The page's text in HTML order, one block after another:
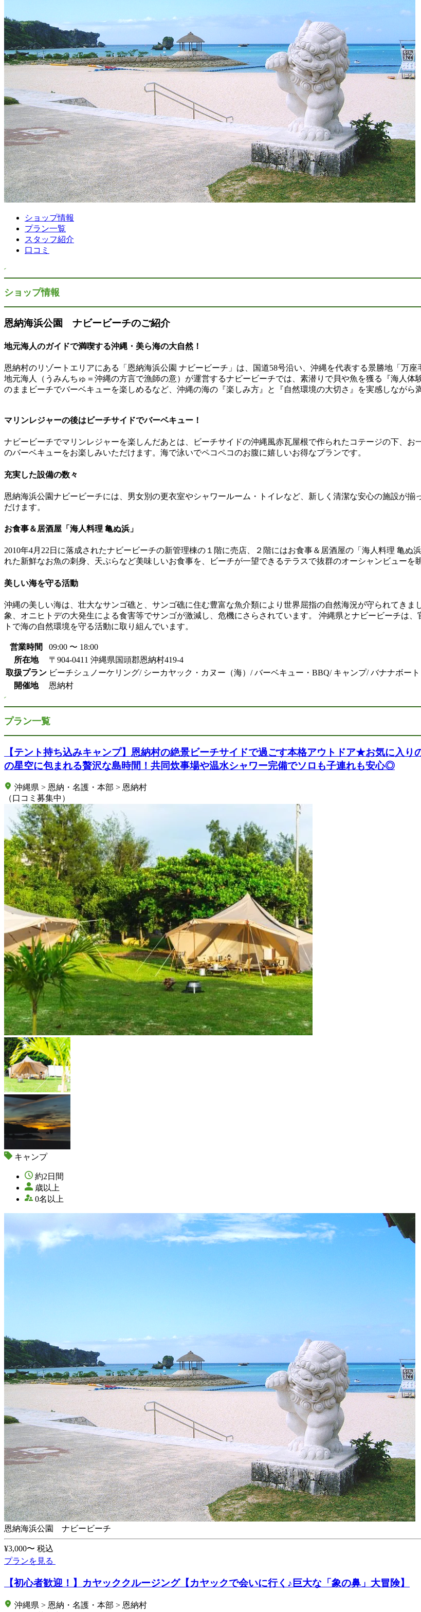
ショップ情報
プラン一覧
スタッフ紹介
口コミ
ショップ情報
恩納海浜公園 ナビービーチのご紹介
地元海人のガイドで満喫する沖縄・美ら海の大自然！
恩納村のリゾートエリアにある「恩納海浜公園 ナビービーチ」は、国道58号沿い、沖縄を代表する景勝地「万座
地元海人（うみんちゅ＝沖縄の方言で漁師の意）が運営するナビービーチでは、素潜りで貝や魚を獲る『海人
のままビーチでバーベキューを楽しめるなど、沖縄の海の『楽しみ方』と『自然環境の大切さ』を実感しながら
マリンレジャーの後はビーチサイドでバーベキュー！
ナビービーチでマリンレジャーを楽しんだあとは、ビーチサイドの沖縄風赤瓦屋根で作られたコテージの下、
のバーベキューをお楽しみいただけます。海で泳いでペコペコのお腹に嬉しいお得なプランです。
充実した設備の数々
恩納海浜公園ナビービーチには、男女別の更衣室やシャワールーム・トイレなど、新しく清潔な安心の施設が
だけます。
お食事＆居酒屋「海人料理 亀ぬ浜」
2010年4月22日に落成されたナビービーチの新管理棟の１階に売店、２階にはお食事＆居酒屋の「海人料理 亀
れた新鮮なお魚の刺身、天ぷらなど美味しいお食事を、ビーチが一望できるテラスで抜群のオーシャンビューを
美しい海を守る活動
沖縄の美しい海は、壮大なサンゴ礁と、サンゴ礁に住む豊富な魚介類により世界屈指の自然海況が守られてき
象、オニヒトデの大発生による食害等でサンゴが激減し、危機にさらされています。 沖縄県とナビービーチは
トで海の自然環境を守る活動に取り組んでいます。
営業時間
09:00 〜 18:00
所在地
〒904-0411 沖縄県国頭郡恩納村419-4
取扱プラン ビーチシュノーケリング/ シーカヤック・カヌー（海）/ バーベキュー・BBQ/ キャンプ/ バナナボー
開催地
恩納村
プラン一覧
【テント持ち込みキャンプ】恩納村の絶景ビーチサイドで過ごす本格アウトドア★お気に入
の星空に包まれる贅沢な島時間！共同炊事場や温水シャワー完備でソロも子連れも安心◎
沖縄県 > 恩納・名護・本部 > 恩納村
（口コミ募集中）
キャンプ
約2日間
歳以上
0名以上
恩納海浜公園 ナビービーチ
¥3,000〜 税込
プランを見る
【初心者歓迎！】カヤッククルージング【カヤックで会いに行く♪巨大な「象の鼻」大冒険】
沖縄県 > 恩納・名護・本部 > 恩納村